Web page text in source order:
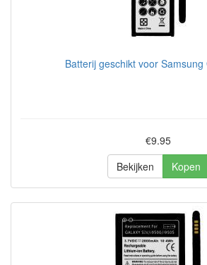
Batterij geschikt voor Samsung
€9.95
Bekijken
Kopen